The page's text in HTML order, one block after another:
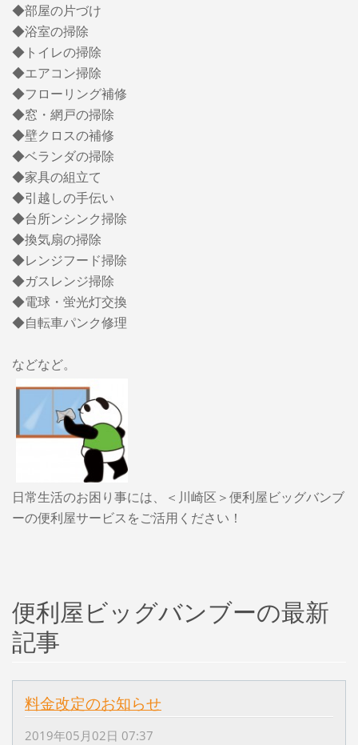
◆部屋の片づけ
◆浴室の掃除
◆トイレの掃除
◆エアコン掃除
◆フローリング補修
◆窓・網戸の掃除
◆壁クロスの補修
◆ベランダの掃除
◆家具の組立て
◆引越しの手伝い
◆台所ンシンク掃除
◆換気扇の掃除
◆レンジフード掃除
◆ガスレンジ掃除
◆電球・蛍光灯交換
◆自転車パンク修理
などなど。
日常生活のお困り事には、＜川崎区＞便利屋ビッグバンブ
ーの便利屋サービスをご活用ください！
便利屋ビッグバンブーの最新
記事
料金改定のお知らせ
2019年05月02日 07:37